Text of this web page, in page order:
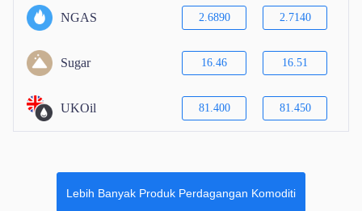
NGAS 2.6890 2.7140
Sugar 16.46 16.51
UKOil 81.400 81.450
Lebih Banyak Produk Perdagangan Komoditi